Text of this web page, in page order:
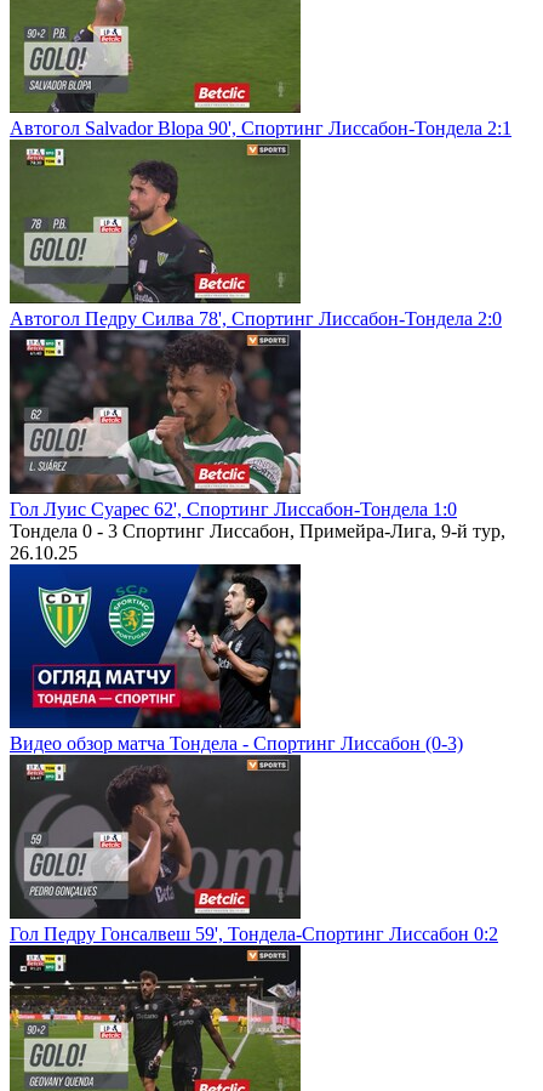
Автогол Salvador Blopa 90', Спортинг Лиссабон-Тондела 2:1
Автогол Педру Силва 78', Спортинг Лиссабон-Тондела 2:0
Гол Луис Суарес 62', Спортинг Лиссабон-Тондела 1:0
Тондела 0 - 3 Спортинг Лиссабон, Примейра-Лига, 9-й тур,
26.10.25
Видео обзор матча Тондела - Спортинг Лиссабон (0-3)
Гол Педру Гонсалвеш 59', Тондела-Спортинг Лиссабон 0:2